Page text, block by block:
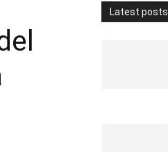
Latest posts